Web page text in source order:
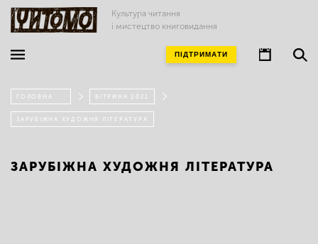
Культура читання
і мистецтво книговидання
ПІДТРИМАТИ
ГОЛОВНА ВІТРИНА 2021
ЗАРУБІЖНА ХУДОЖНЯ ЛІТЕРАТУРА
ЗАРУБІЖНА ХУДОЖНЯ ЛІТЕРАТУРА